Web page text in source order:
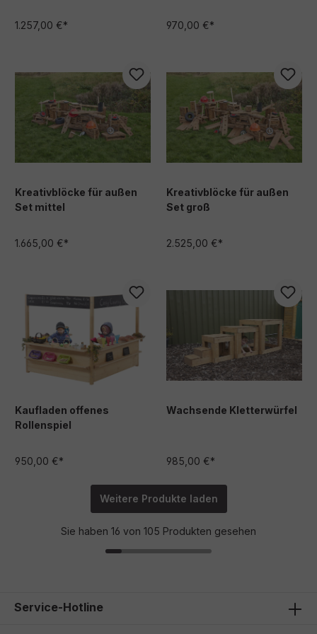
1.257,00 €* 970,00 €*
Kreativblöcke für außen
Set mittel
1.665,00 €*
Kreativblöcke für außen
Set groß
2.525,00 €*
Kaufladen offenes
Rollenspiel
950,00 €*
Wachsende Kletterwürfel
985,00 €*
Weitere Produkte laden
Sie haben 16 von 105 Produkten gesehen
Service-Hotline